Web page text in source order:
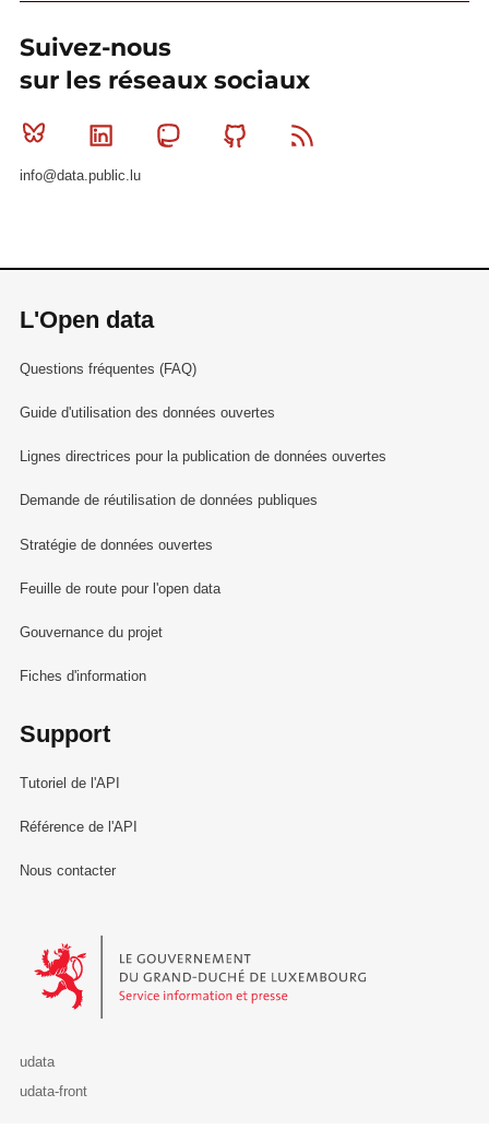
Suivez-nous
sur les réseaux sociaux
Bluesky Linkedin MastodonGithub
info@data.public.lu
L'Open data
Questions fréquentes (FAQ)
Guide d'utilisation des données ouvertes
Lignes directrices pour la publication de données ouvertes
Demande de réutilisation de données publiques
Stratégie de données ouvertes
Feuille de route pour l'open data
Gouvernance du projet
Fiches d'information
Support
Tutoriel de l'API
Référence de l'API
Nous contacter
Le Gouvernement du Grand-Duché de Luxembourg - Service
udata
udata-front